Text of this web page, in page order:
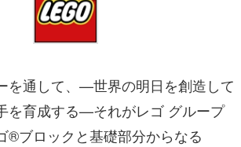
を通して、—世界の明日を創造して
を育成する—それがレゴ グループ
®ブロックと基礎部分からなる